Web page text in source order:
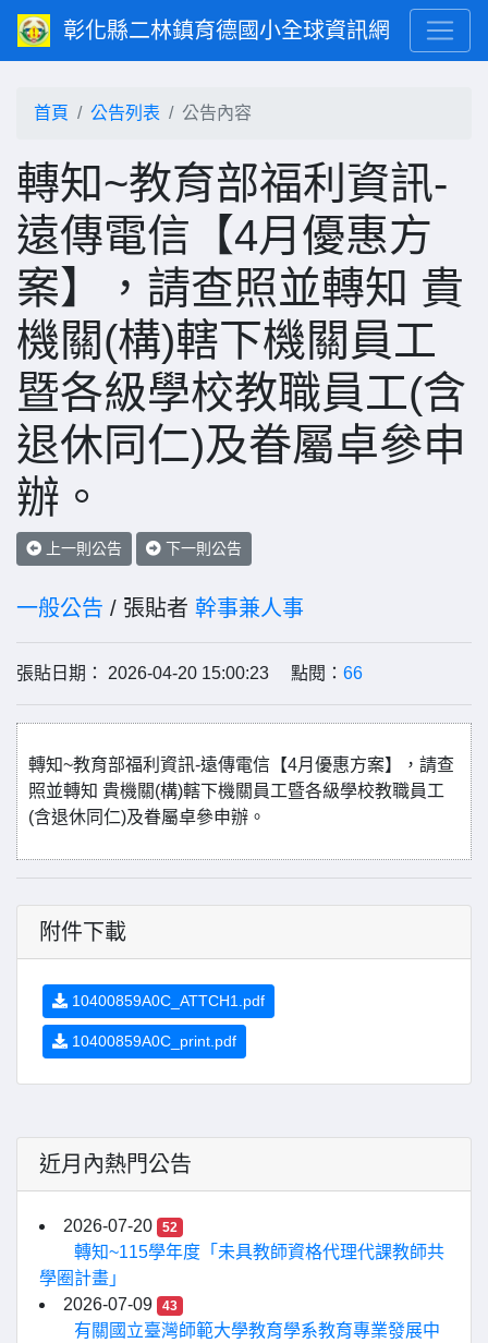
彰化縣二林鎮育德國小全球資訊網
首頁 公告列表 公告內容
轉知~教育部福利資訊-
遠傳電信【4月優惠方
案】，請查照並轉知 貴
機關(構)轄下機關員工
暨各級學校教職員工(含
退休同仁)及眷屬卓參申
辦。
上一則公告 下一則公告
一般公告 / 張貼者 幹事兼人事
張貼日期： 2026-04-20 15:00:23 點閱： 66
轉知~教育部福利資訊-遠傳電信【4月優惠方案】，請查
照並轉知 貴機關(構)轄下機關員工暨各級學校教職員工
(含退休同仁)及眷屬卓參申辦。
附件下載
10400859A0C_ATTCH1.pdf
10400859A0C_print.pdf
近月內熱門公告
2026-07-20 52
轉知~115學年度「未具教師資格代理代課教師共
學圈計畫」
2026-07-09
43
有關國立臺灣師範大學教育學系教育專業發展中